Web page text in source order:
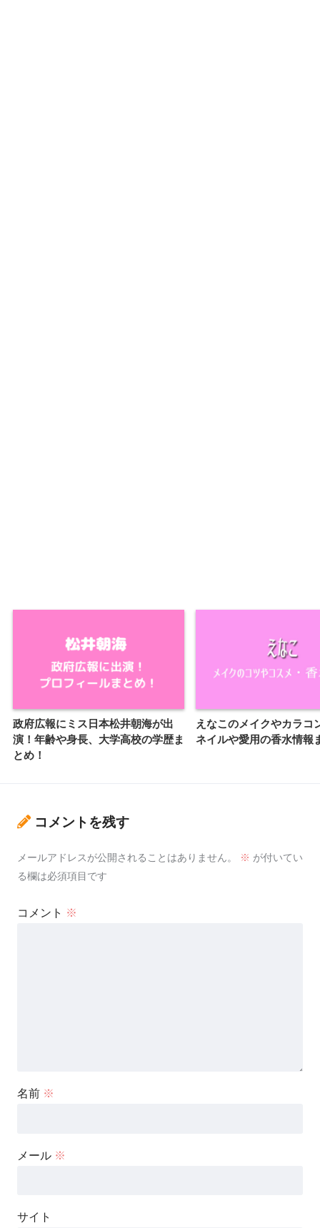
政府広報にミス日本松井朝海が出
演！年齢や身長、大学高校の学歴ま
とめ！
えなこのメイクやカラコ
ネイルや愛用の香水情報
コメントを残す
メールアドレスが公開されることはありません。 ※ が付いてい
る欄は必須項目です
コメント ※
名前 ※
メール ※
サイト